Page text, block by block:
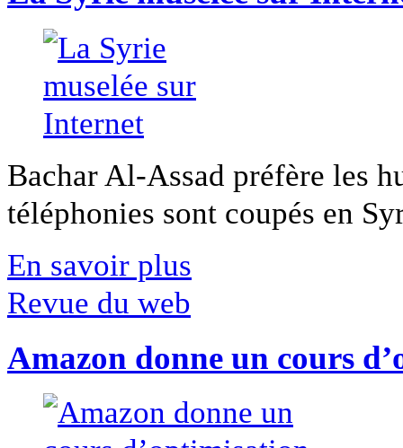
Bachar Al-Assad préfère les
téléphonies sont coupés en
En savoir plus
Revue du web
Amazon donne un cours